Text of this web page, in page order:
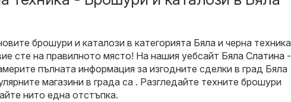
брошури и каталози в категорията Бяла и черна техника
сте на правилното място! На нашия уебсайт Бяла Слатина -
пълната информация за изгодните сделки в град Бяла
магазини в града са . Разгледайте техните брошури
нито една отстъпка.